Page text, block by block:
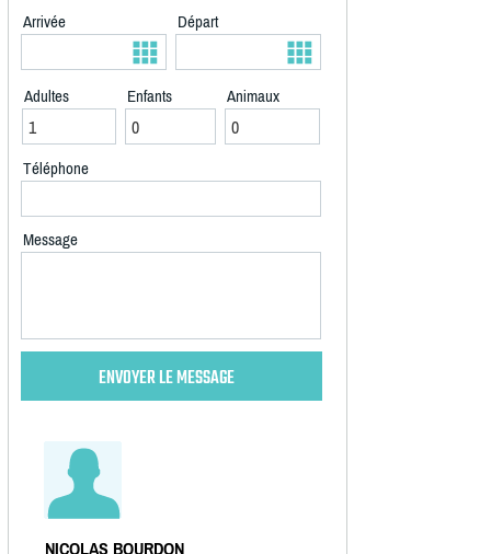
Arrivée Départ
Adultes Enfants Animaux
Téléphone
Message
NICOLAS BOURDON